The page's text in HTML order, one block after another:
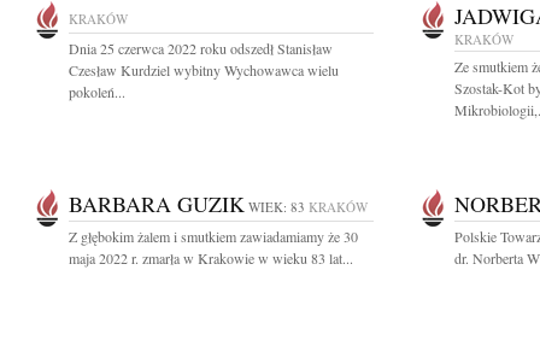
KRAKÓW
Dnia 25 czerwca 2022 roku odszedł Stanisław
Czesław Kurdziel wybitny Wychowawca wielu
pokoleń...
KRAKÓW
Ze smutkiem
Szostak-Kot
BARBARA GUZIK WIEK: 83 KRAKÓW
Z głębokim żalem i smutkiem zawiadamiamy że 30
maja 2022 r. zmarła w Krakowie w wieku 83 lat...
Polskie
dr. Norberta